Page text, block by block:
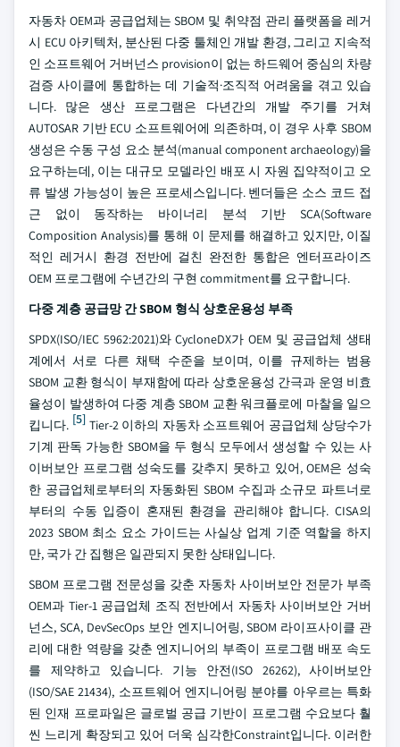
자동차 OEM과 공급업체는 SBOM 및 취약점 관리 플랫폼을 레거
시 ECU 아키텍처, 분산된 다중 툴체인 개발 환경, 그리고 지속적
인 소프트웨어 거버넌스 provision이 없는 하드웨어 중심의 차량
검증 사이클에 통합하는 데 기술적·조직적 어려움을 겪고 있습
니다. 많은 생산 프로그램은 다년간의 개발 주기를 거쳐
AUTOSAR 기반 ECU 소프트웨어에 의존하며, 이 경우 사후 SBOM
생성은 수동 구성 요소 분석(manual component archaeology)을
요구하는데, 이는 대규모 모델라인 배포 시 자원 집약적이고 오
류 발생 가능성이 높은 프로세스입니다. 벤더들은 소스 코드 접
근 없이 동작하는 바이너리 분석 기반 SCA(Software
Composition Analysis)를 통해 이 문제를 해결하고 있지만, 이질
적인 레거시 환경 전반에 걸친 완전한 통합은 엔터프라이즈
OEM 프로그램에 수년간의 구현 commitment를 요구합니다.
다중 계층 공급망 간 SBOM 형식 상호운용성 부족
SPDX(ISO/IEC 5962:2021)와 CycloneDX가 OEM 및 공급업체 생태
계에서 서로 다른 채택 수준을 보이며, 이를 규제하는 범용
SBOM 교환 형식이 부재함에 따라 상호운용성 간극과 운영 비효
율성이 발생하여 다중 계층 SBOM 교환 워크플로에 마찰을 일으
킵니다. [5] Tier-2 이하의 자동차 소프트웨어 공급업체 상당수가
기계 판독 가능한 SBOM을 두 형식 모두에서 생성할 수 있는 사
이버보안 프로그램 성숙도를 갖추지 못하고 있어, OEM은 성숙
한 공급업체로부터의 자동화된 SBOM 수집과 소규모 파트너로
부터의 수동 입증이 혼재된 환경을 관리해야 합니다. CISA의
2023 SBOM 최소 요소 가이드는 사실상 업계 기준 역할을 하지
만, 국가 간 집행은 일관되지 못한 상태입니다.
SBOM 프로그램 전문성을 갖춘 자동차 사이버보안 전문가 부족
OEM과 Tier-1 공급업체 조직 전반에서 자동차 사이버보안 거버
넌스, SCA, DevSecOps 보안 엔지니어링, SBOM 라이프사이클 관
리에 대한 역량을 갖춘 엔지니어의 부족이 프로그램 배포 속도
를 제약하고 있습니다. 기능 안전(ISO 26262), 사이버보안
(ISO/SAE 21434), 소프트웨어 엔지니어링 분야를 아우르는 특화
된 인재 프로파일은 글로벌 공급 기반이 프로그램 수요보다 훨
씬 느리게 확장되고 있어 더욱 심각한Constraint입니다. 이러한